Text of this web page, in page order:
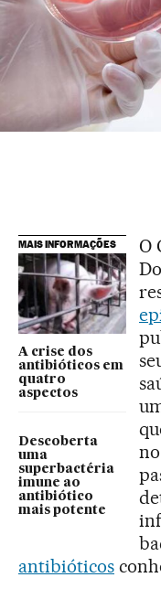
MAIS INFORMAÇÕES
A crise dos
antibióticos em
quatro
aspectos
Descoberta
uma
superbactéria
imune ao
antibiótico
mais potente
O
antibióticos